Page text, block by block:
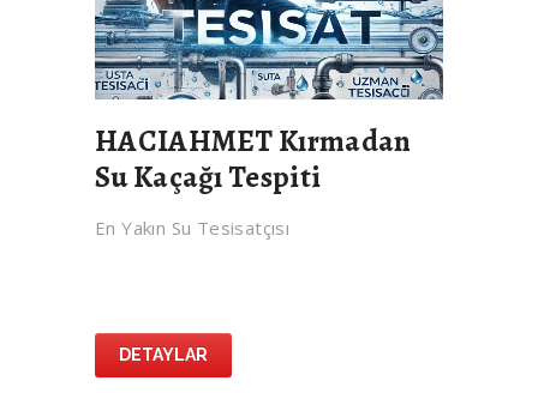
HACIAHMET Kırmadan
Su Kaçağı Tespiti
En Yakın Su Tesisatçısı
DETAYLAR